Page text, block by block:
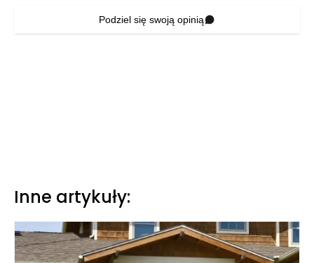
Podziel się swoją opinią
Inne artykuły: